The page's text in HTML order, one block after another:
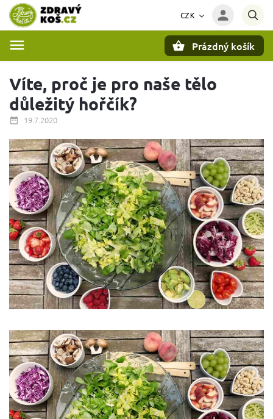
CZK
Prázdný košík
Víte, proč je pro naše tělo
důležitý hořčík?
19.7.2020